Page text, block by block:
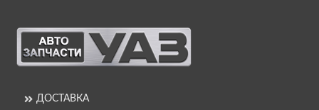
ДОСТАВКА